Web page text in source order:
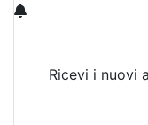
Ricevi i nuovi